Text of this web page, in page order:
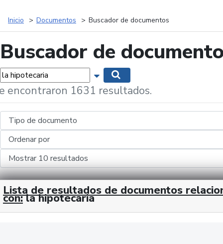
Inicio Documentos Buscador de documentos
Buscador de
Mostrar opciones de búsqueda
encontraron 1631 resultados.
Lista de resultados de documentos
con: la hipotecaria